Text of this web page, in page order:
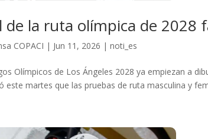
de la ruta olímpica de 2028
COPACI | Jun 11, 2026 |noti_es
Olímpicos de Los Ángeles 2028 ya empiezan a
este martes que las pruebas de ruta masculina y